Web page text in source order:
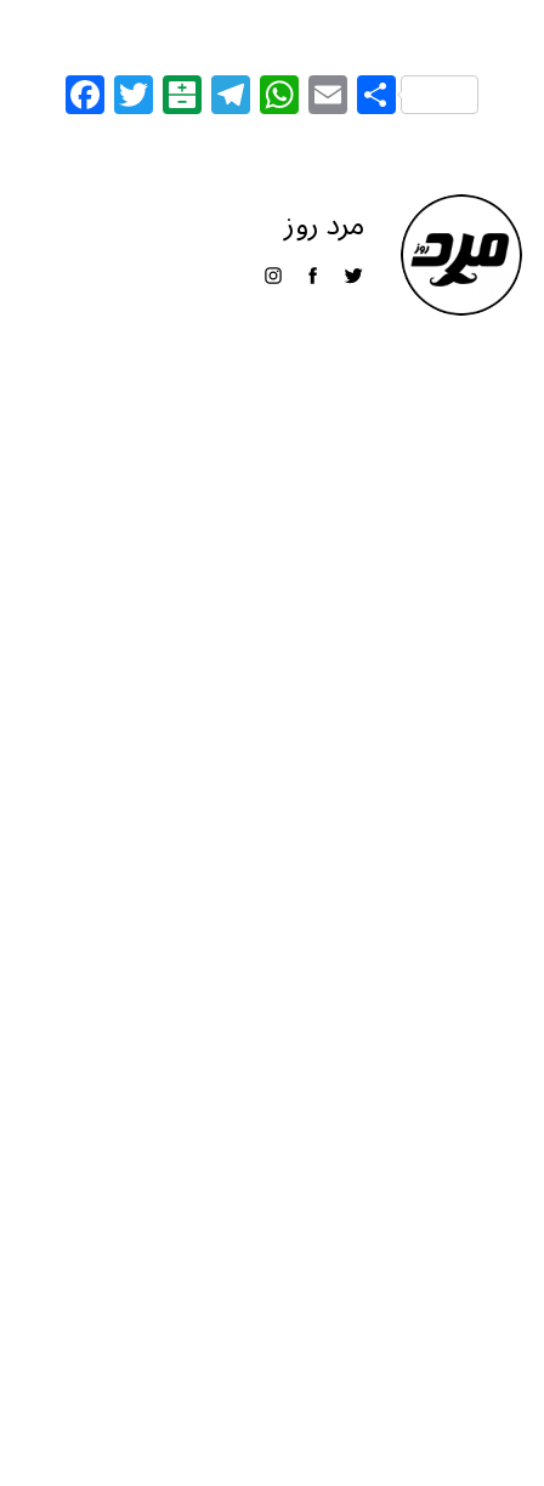
F
a T
w B
al T
el
ra
m
W
h
s
A
p
E
m
l
S
h
e مرد روز